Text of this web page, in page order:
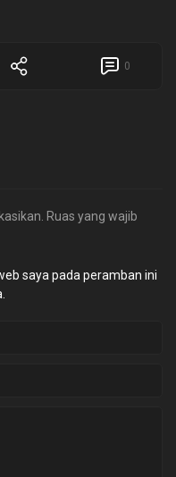
0
Ruas yang wajib
saya pada peramban ini